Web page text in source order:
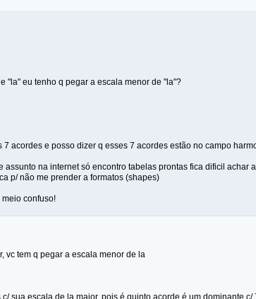
"la" eu tenho q pegar a escala menor de "la"?
acordes e posso dizer q esses 7 acordes estão no campo
na internet só encontro tabelas prontas fica dificil achar
p/ não me prender a formatos (shapes)
confuso!
vc tem q pegar a escala menor de la
sua escala de la maior, pois é quinto acorde é um dominante